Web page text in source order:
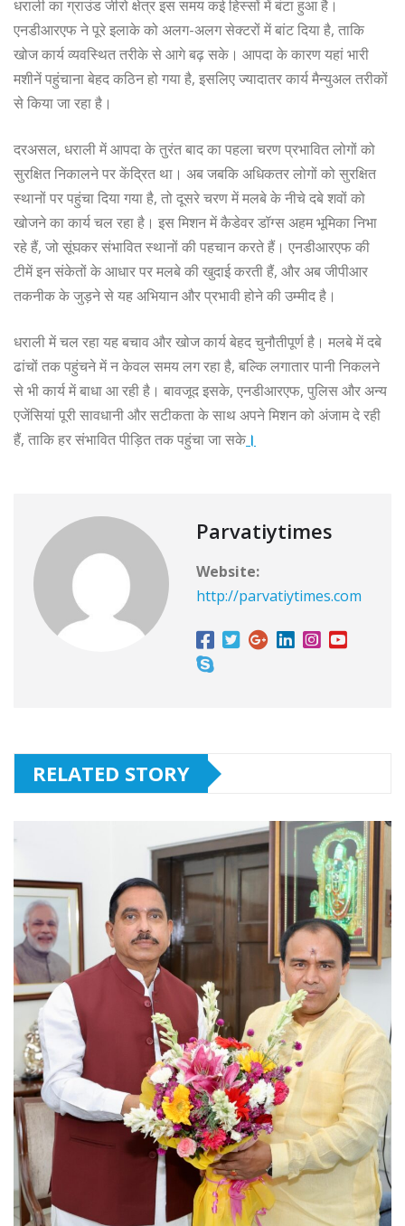
धराली का ग्राउंड जीरो क्षेत्र इस समय कई हिस्सों में बंटा हुआ है।
एनडीआरएफ ने पूरे इलाके को अलग-अलग सेक्टरों में बांट दिया है, ताकि
खोज कार्य व्यवस्थित तरीके से आगे बढ़ सके। आपदा के कारण यहां भारी
मशीनें पहुंचाना बेहद कठिन हो गया है, इसलिए ज्यादातर कार्य मैन्युअल तरीकों
से किया जा रहा है।
दरअसल, धराली में आपदा के तुरंत बाद का पहला चरण प्रभावित लोगों को
सुरक्षित निकालने पर केंद्रित था। अब जबकि अधिकतर लोगों को सुरक्षित
स्थानों पर पहुंचा दिया गया है, तो दूसरे चरण में मलबे के नीचे दबे शवों को
खोजने का कार्य चल रहा है। इस मिशन में कैडेवर डॉग्स अहम भूमिका निभा
रहे हैं, जो सूंघकर संभावित स्थानों की पहचान करते हैं। एनडीआरएफ की
टीमें इन संकेतों के आधार पर मलबे की खुदाई करती हैं, और अब जीपीआर
तकनीक के जुड़ने से यह अभियान और प्रभावी होने की उम्मीद है।
धराली में चल रहा यह बचाव और खोज कार्य बेहद चुनौतीपूर्ण है। मलबे में दबे
ढांचों तक पहुंचने में न केवल समय लग रहा है, बल्कि लगातार पानी निकलने
से भी कार्य में बाधा आ रही है। बावजूद इसके, एनडीआरएफ, पुलिस और अन्य
एजेंसियां पूरी सावधानी और सटीकता के साथ अपने मिशन को अंजाम दे रही
हैं, ताकि हर संभावित पीड़ित तक पहुंचा जा सके ।
Parvatiytimes
Website:
http://parvatiytimes.com
RELATED STORY